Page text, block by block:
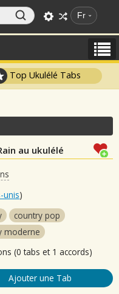
Fr
Top Ukulélé Tabs
au ukulélé
unis)
country pop
moderne
(0 tabs et 1 accords)
Ajouter une Tab